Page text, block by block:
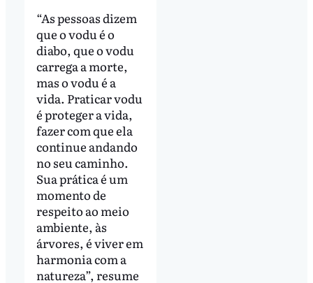
“As pessoas dizem
que o vodu é o
diabo, que o vodu
carrega a morte,
mas o vodu é a
vida. Praticar vodu
é proteger a vida,
fazer com que ela
continue andando
no seu caminho.
Sua prática é um
momento de
respeito ao meio
ambiente, às
árvores, é viver em
harmonia com a
natureza”, resume